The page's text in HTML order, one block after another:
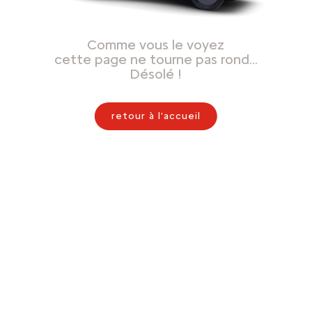
Comme vous le voyez
cette page ne tourne pas rond…
Désolé !
retour à l'accueil